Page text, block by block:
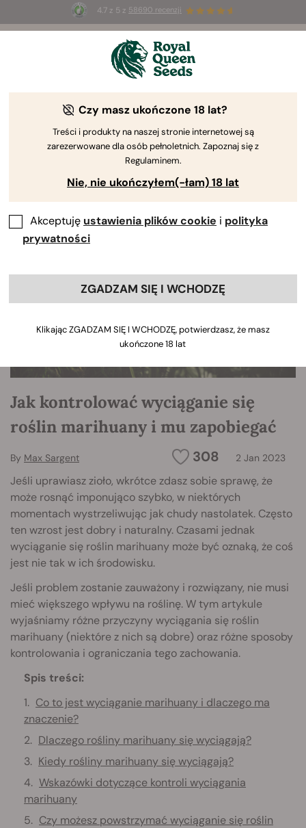
4.7 z 5 z 58690 recenzji
Summer Sales: do 50% zniżki
na wybrane produkty ⏤
Poradnik uprawy konopi według Royal Queen Seeds
Przewodnik po uprawie – wyszukiwarka treści
Jak kontrolować wyciąganie się
roślin marihuany i mu zapobiegać
308 2 Jan 2023
By Max Sargent
Jeśli uprawiasz zioło, wkrótce zdasz sobie sprawę, że
może rosnąć imponująco szybko, w niektórych
momentach wystrzeliwując jak chudy nastolatek. Często
ten wzrost jest dobry i naturalny. Czasami jednak
wyciąganie się roślin marihuany może być oznaką, że coś
jest nie tak w ich środowisku.
Jeśli problem zostanie zauważony i rozwiązany, nie musi
mieć większego wpływu na roślinę. W tym artykule
wyjaśniamy różne przyczyny wyciągania się roślin
marihuany (niektóre z nich są dobre) oraz różne sposoby
kontrolowania i ograniczania tego zachowania.
Spis treści:
Co to jest wyciąganie marihuany i dlaczego ma
znaczenie?
Dlaczego rośliny marihuany się wyciągają?
Kiedy rośliny marihuany się wyciągają?
Wskazówki dotyczące kontroli wyciągania
marihuany
Czy możesz powstrzymać wyciąganie się roślin
Czy masz ukończone 18 lat?
Treści i produkty na naszej stronie internetowej są
zarezerwowane dla osób pełnoletnich. Zapoznaj się z
Regulaminem.
Nie, nie ukończyłem(-łam) 18 lat
Akceptuję ustawienia plików cookie i polityka
prywatności
ZGADZAM SIĘ I WCHODZĘ
Klikając ZGADZAM SIĘ I WCHODZĘ, potwierdzasz, że masz
ukończone 18 lat